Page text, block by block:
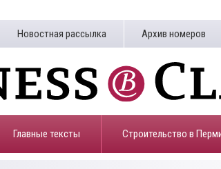
Новостная рассылка Архив номеров
Главные тексты Строительство в